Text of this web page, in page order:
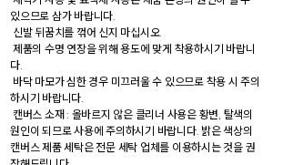
있으므로 삼가 바랍니다.
다.
하시기 바랍니다.
원인이 되므로 사용에 주의하시기 바랍니다. 밝은 색상의
캔버스 제품 세탁은 전문 세탁 업체를 이용하시는 것을 권